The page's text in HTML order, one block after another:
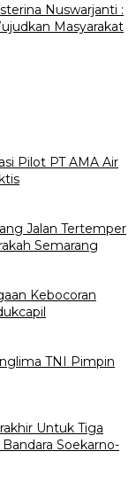
Nuswarjanti :
Masyarakat
Pilot PT AMA Air
Jalan Tertemper
Semarang
Kebocoran
TNI Pimpin
Untuk Tiga
Soekarno-